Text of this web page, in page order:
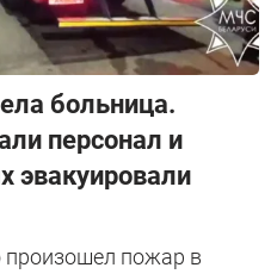
больница.
персонал и
эвакуировали
произошел пожар в